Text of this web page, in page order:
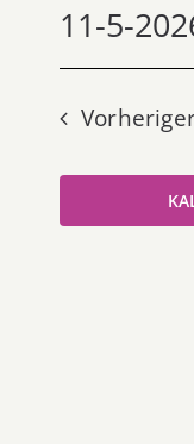
11-5-
Datum